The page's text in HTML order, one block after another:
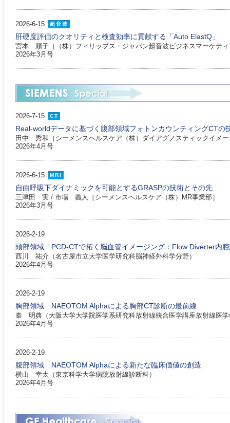
2026-6-15 超音波
肝硬度評価のクオリティと検査効率に貢献する「Auto ElastQ」
宮本 順子［（株）フィリップス・ジャパン超音波ビジネスマーケテ
2026年3月号
2026-7-15 CT
Real-worldデータに基づく腹部領域フォトンカウンティングCTの
田中 秀和［シーメンスヘルスケア（株）ダイアグノスティックイメ
2026年4月号
2026-6-15 MRI
自由呼吸下ダイナミックを可能とするGRASPの技術とその先
三津田 実 / 市場 義人［シーメンスヘルスケア（株）MR事業部］
2026年3月号
2026-2-19
頭部領域 PCD-CTで拓く脳血管イメージング：Flow Diverter内
西川 祐介（名古屋市立大学医学研究科脳神経外科学分野）
2026年4月号
2026-2-19
胸部領域 NAEOTOM Alphaによる胸部CT診断の最前線
秦 明典（大阪大学大学院医学系研究科放射線統合医学講座放射線医
2026年4月号
2026-2-19
腹部領域 NAEOTOM Alphaによる新たな臨床価値の創造
横山 幸太（東京科学大学病院放射線診断科）
2026年4月号